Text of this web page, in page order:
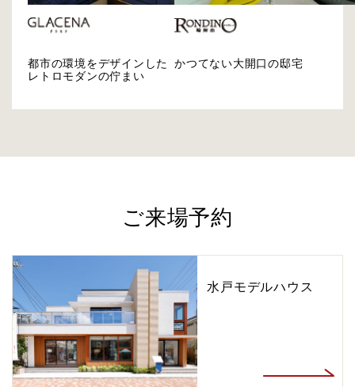
都市の環境をデザインした
レトロモダンの佇まい
かつてない大開口の邸宅
ご来場予約
水戸モデルハウス